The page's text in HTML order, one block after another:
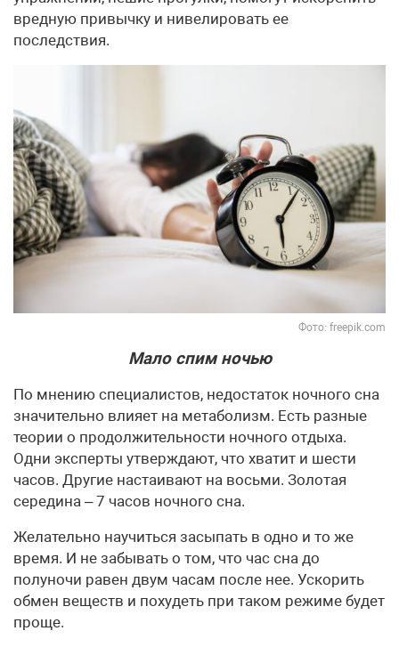
вредную привычку и нивелировать ее
последствия.
Фото: freepik.com
Мало спим ночью
По мнению специалистов, недостаток ночного сна
значительно влияет на метаболизм. Есть разные
теории о продолжительности ночного отдыха.
Одни эксперты утверждают, что хватит и шести
часов. Другие настаивают на восьми. Золотая
середина – 7 часов ночного сна.
Желательно научиться засыпать в одно и то же
время. И не забывать о том, что час сна до
полуночи равен двум часам после нее. Ускорить
обмен веществ и похудеть при таком режиме будет
проще.